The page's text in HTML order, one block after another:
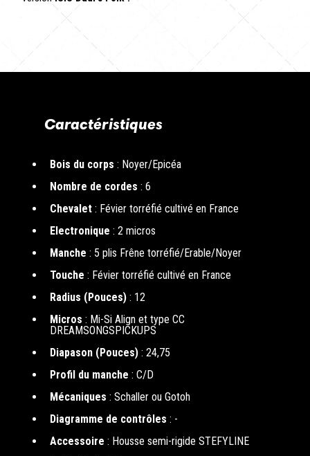
Caractéristiques
Bois du corps : Noyer/Epicéa
Nombre de cordes : 6
Chevalet : Févier torréfié cultivé en France
Electronique : 2 micros
Manche : 5 plis Frêne torréfié/Erable/Noyer
Touche : Févier torréfié cultivé en France
Radius (Pouces) : 12
Micros : Mi-Si Align et type CC
DREAMSONGSPICKUPS
Diapason (Pouces) : 24,75
Profil du manche : C/D
Mécaniques : Schaller ou Gotoh
Diagramme de contrôles : -
Accessoire : Housse semi-rigide STEFYLINE